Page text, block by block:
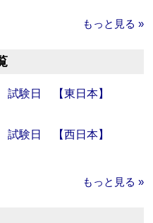
もっと見る »
験日 【東日本】
験日 【西日本】
もっと見る »